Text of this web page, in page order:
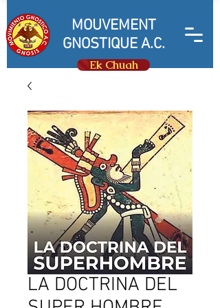
MOUVEMENT
GNOSTIQUE A.C.
Ek Chuah
LA DOCTRINA DEL